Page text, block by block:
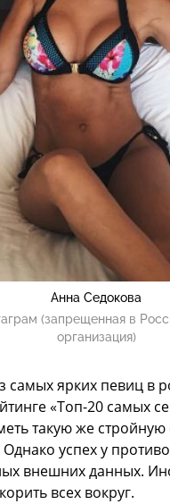
Анна Седокова
(запрещенная в
организация)
самых ярких певиц в
«Топ-20 самых
такую же
Однако успех у
внешних данных.
всех вокруг.